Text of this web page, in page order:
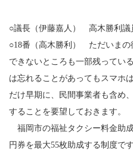
○議長（伊藤嘉人） 高木勝利議
○18番（高木勝利） ただいまの
できないところも一部残ってい
は忘れることがあってもスマホ
だけ早期に、民間事業者も含め
することを要望しておきます。
福岡市の福祉タクシー料金助
円券を最大55枚助成する制度で